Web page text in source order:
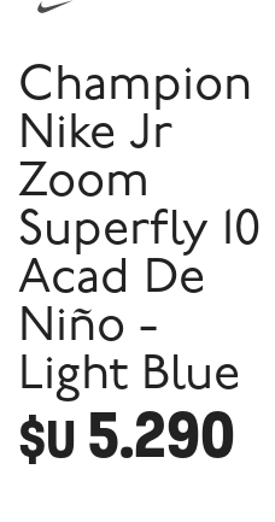
Champion
Nike Jr
Zoom
Superfly 10
Acad De
Niño -
Light Blue
$U 5.290